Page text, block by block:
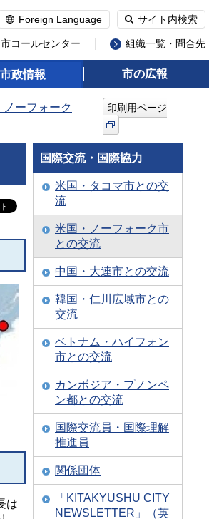
Foreign Language サイト内検索
コールセンター 組織一覧・問合先
市政情報 市の広報
ノーフォーク 印刷用ページ
は
国際交流・国際協力
米国・タコマ市との交
流
米国・ノーフォーク市
との交流
中国・大連市との交流
韓国・仁川広域市との
交流
ベトナム・ハイフォン
市との交流
カンボジア・プノンペ
ン都との交流
国際交流員・国際理解
推進員
関係団体
「KITAKYUSHU CITY
NEWSLETTER」（英